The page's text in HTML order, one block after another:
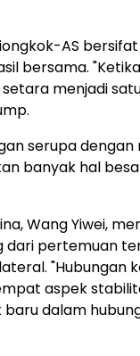
AS
bersama.
menjadi
serupa dengan
banyak hal
Wang Yiwei,
dari pertemuan
"Hubungan
aspek
dalam